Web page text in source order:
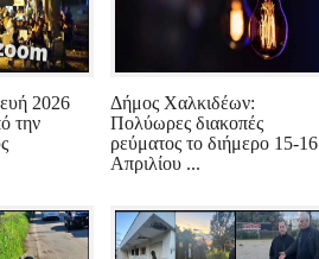
2026
την
Δήμος Χαλκιδέων:
Πολύωρες διακοπές
ρεύματος το διήμερο 15-16
Απριλίου ...